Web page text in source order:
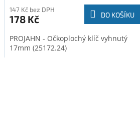
147 Kč bez DPH
178 Kč DO KOŠÍKU
PROJAHN - Očkoplochý klíč vyhnutý
17mm (25172.24)